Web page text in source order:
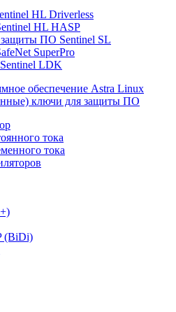
HL Driverless
HL HASP
ПО Sentinel SL
SuperPro
LDK
обеспечение Astra Linux
ключи для защиты ПО
тока
тока
(BiDi)